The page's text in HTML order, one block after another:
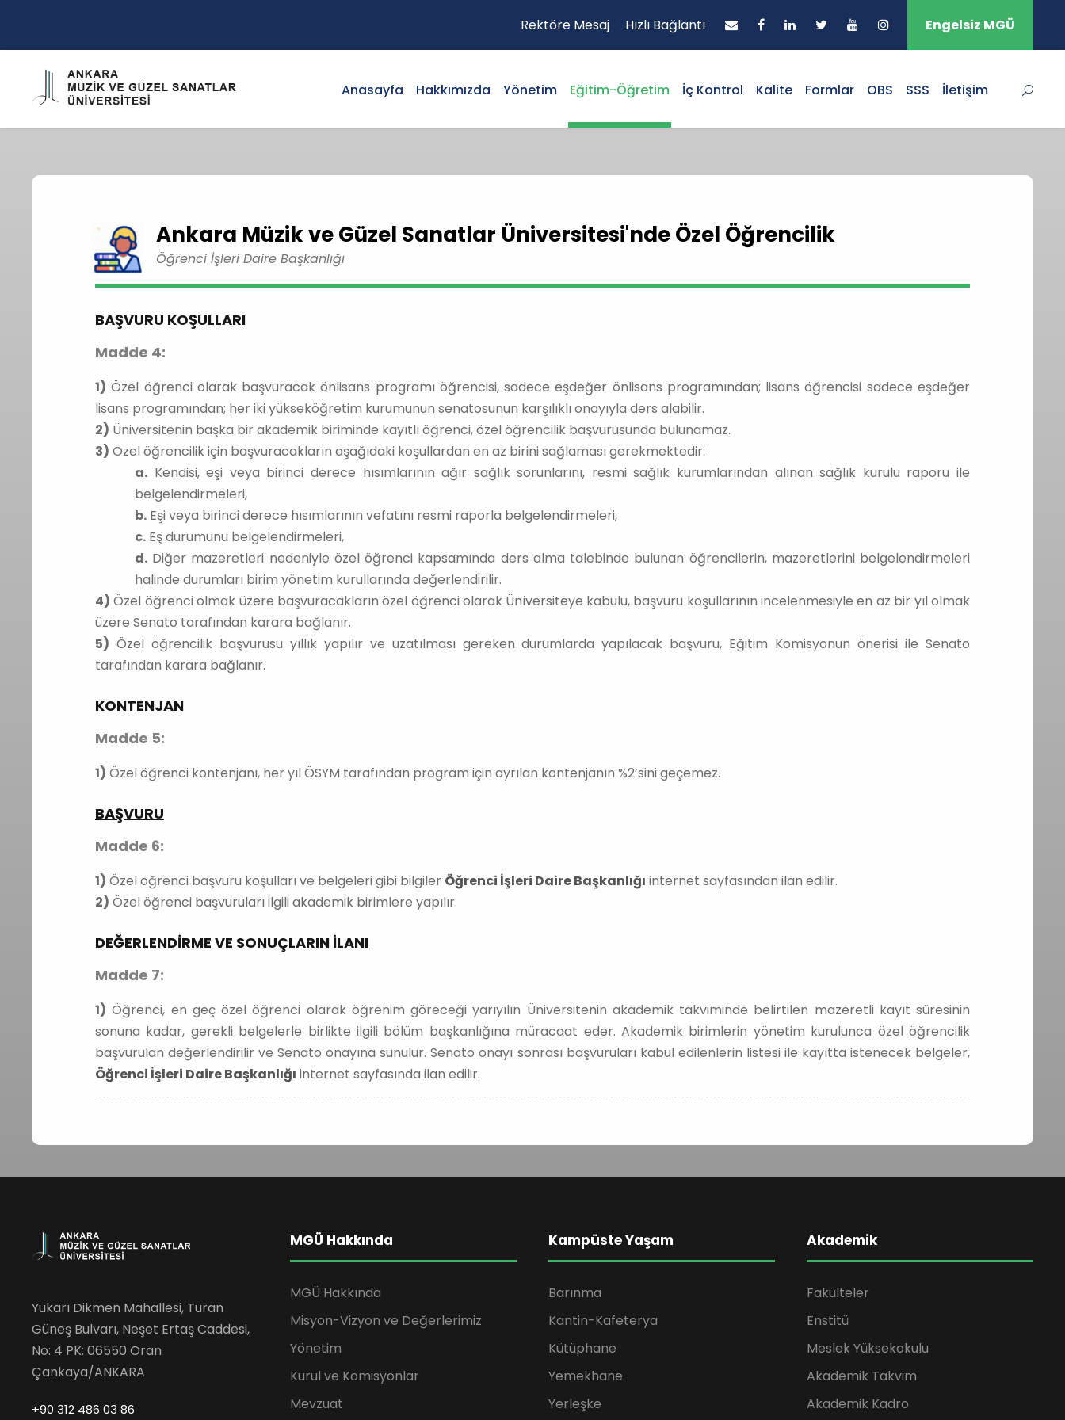
Rektöre Mesaj Hızlı Bağlantı Engelsiz MGÜ
Anasayfa Hakkımızda Yönetim Eğitim-Öğretim İç Kontrol Kalite Formlar OBS SSS İletişim
Ankara Müzik ve Güzel Sanatlar Üniversitesi'nde Özel Öğrencilik
Öğrenci İşleri Daire Başkanlığı
BAŞVURU KOŞULLARI
Madde 4:
1) Özel öğrenci olarak başvuracak önlisans programı öğrencisi, sadece eşdeğer önlisans programından; lisans öğrencisi sadece eşdeğer
lisans programından; her iki yükseköğretim kurumunun senatosunun karşılıklı onayıyla ders alabilir.
2) Üniversitenin başka bir akademik biriminde kayıtlı öğrenci, özel öğrencilik başvurusunda bulunamaz.
3) Özel öğrencilik için başvuracakların aşağıdaki koşullardan en az birini sağlaması gerekmektedir:
a. Kendisi, eşi veya birinci derece hısımlarının ağır sağlık sorunlarını, resmi sağlık kurumlarından alınan sağlık kurulu raporu ile
belgelendirmeleri,
b. Eşi veya birinci derece hısımlarının vefatını resmi raporla belgelendirmeleri,
c. Eş durumunu belgelendirmeleri,
d. Diğer mazeretleri nedeniyle özel öğrenci kapsamında ders alma talebinde bulunan öğrencilerin, mazeretlerini belgelendirmeleri
halinde durumları birim yönetim kurullarında değerlendirilir.
4) Özel öğrenci olmak üzere başvuracakların özel öğrenci olarak Üniversiteye kabulu, başvuru koşullarının incelenmesiyle en az bir yıl olmak
üzere Senato tarafından karara bağlanır.
5) Özel öğrencilik başvurusu yıllık yapılır ve uzatılması gereken durumlarda yapılacak başvuru, Eğitim Komisyonun önerisi ile Senato
tarafından karara bağlanır.
KONTENJAN
Madde 5:
1) Özel öğrenci kontenjanı, her yıl ÖSYM tarafından program için ayrılan kontenjanın %2’sini geçemez.
BAŞVURU
Madde 6:
1) Özel öğrenci başvuru koşulları ve belgeleri gibi bilgiler Öğrenci İşleri Daire Başkanlığı internet sayfasından ilan edilir.
2) Özel öğrenci başvuruları ilgili akademik birimlere yapılır.
DEĞERLENDİRME VE SONUÇLARIN İLANI
Madde 7:
1) Öğrenci, en geç özel öğrenci olarak öğrenim göreceği yarıyılın Üniversitenin akademik takviminde belirtilen mazeretli kayıt süresinin
sonuna kadar, gerekli belgelerle birlikte ilgili bölüm başkanlığına müracaat eder. Akademik birimlerin yönetim kurulunca özel öğrencilik
başvurulan değerlendirilir ve Senato onayına sunulur. Senato onayı sonrası başvuruları kabul edilenlerin listesi ile kayıtta istenecek belgeler,
Öğrenci İşleri Daire Başkanlığı internet sayfasında ilan edilir.
Yukarı Dikmen Mahallesi, Turan
Güneş Bulvarı, Neşet Ertaş Caddesi,
No: 4 PK: 06550 Oran
Çankaya/ANKARA
+90 312 486 03 86
MGÜ Hakkında
MGÜ Hakkında
Misyon-Vizyon ve Değerlerimiz
Yönetim
Kurul ve Komisyonlar
Mevzuat
Kampüste Yaşam
Barınma
Kantin-Kafeterya
Kütüphane
Yemekhane
Yerleşke
Akademik
Fakülteler
Enstitü
Meslek Yüksekokulu
Akademik Takvim
Akademik Kadro